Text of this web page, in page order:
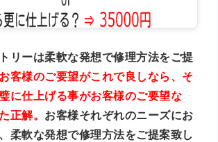
リーは柔軟な発想で修理方法をご提
お客様のご要望がこれで良しなら、そ
に仕上げる事がお客様のご要望な
正解。 お客様それぞれのニーズにお
柔軟な発想で修理方法をご提案致し